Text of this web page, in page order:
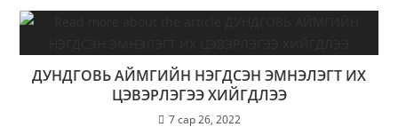
ДУНДГОВЬ АЙМГИЙН НЭГДСЭН ЭМНЭЛЭГТ ИХ
ЦЭВЭРЛЭГЭЭ ХИЙГДЛЭЭ
7 сар 26, 2022